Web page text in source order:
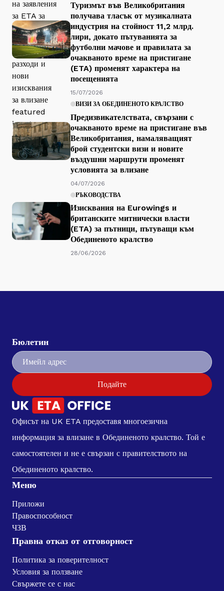
Туризмът във Великобритания
получава тласък от музикалната
индустрия на стойност 11,2 млрд.
лири, докато пътуванията за
футболни мачове и правилата за
очакваното време на пристигане
(ETA) променят характера на
посещенията
15/07/2026
ВИЗИ ЗА ОБЕДИНЕНОТО КРАЛСТВО
Предизвикателствата, свързани с
очакваното време на пристигане във
Великобритания, намаляващият
брой студентски визи и новите
въздушни маршрути променят
условията за влизане
04/07/2026
РЪКОВОДСТВА
Изисквания на Eurowings и
британските митнически власти
(ETA) за пътници, пътуващи към
Обединеното кралство
28/06/2026
Бюлетин
Подайте
Офисът на UK ETA предоставя многоезична
информация за влизане в Обединеното кралство. Той е
самостоятелен и не е свързан с правителството на
Обединеното кралство.
Меню
Приложи
Правоспособност
ЧЗВ
Правна отказ от отговорност
Политика за поверителност
Условия за ползване
Свържете се с нас